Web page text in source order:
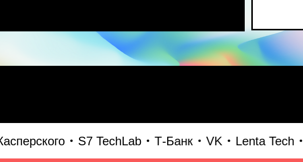
S7 TechLab Т-Банк VK Lenta Tech
Место, где можно получить
что действительно работает и
генеративного AI прямо сейчас.